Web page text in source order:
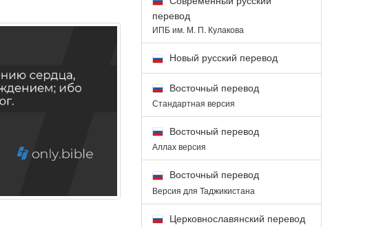
перевод
ИПБ им. М. П. Кулакова
Новый русский перевод
Восточный перевод
Стандартная версия
Восточный перевод
Аллах версия
Восточный перевод
Версия для Таджикистана
Церковнославянский перевод